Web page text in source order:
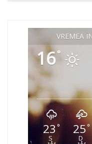
VREMEA
16°
23 °
S
25°
D